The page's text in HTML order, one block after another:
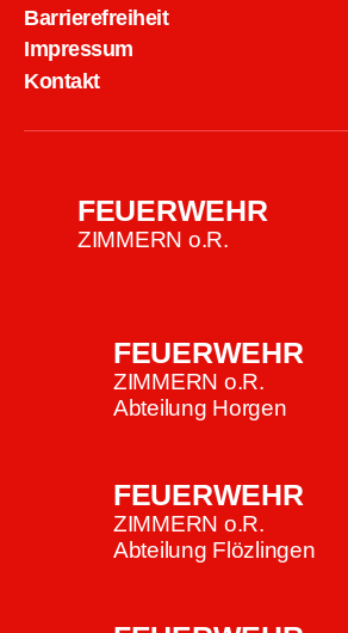
Barrierefreiheit
Impressum
Kontakt
FEUERWEHR
ZIMMERN o.R.
FEUERWEHR
ZIMMERN o.R.
Abteilung Horgen
FEUERWEHR
ZIMMERN o.R.
Abteilung Flözlingen